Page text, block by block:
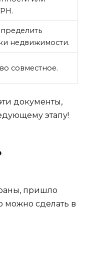
недвижимости.
совместное.
документы,
этапу!
пришло
можно сделать в